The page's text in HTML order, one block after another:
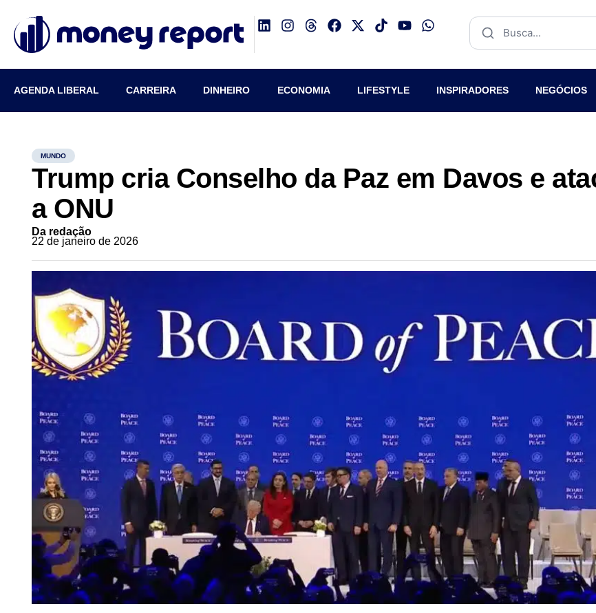
AGENDA LIBERAL CARREIRA DINHEIRO ECONOMIA LIFESTYLE INSPIRADORES NEGÓCIOS
MUNDO
Trump cria Conselho da Paz em Davos e
a ONU
Da redação
22 de janeiro de 2026